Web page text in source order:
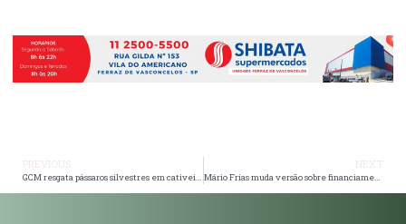
GCM resgata pássaros silvestres em cativeiro no Miguel Badra Mário Frias muda versão sobre financiamento de filme de Bolsonaro após áudio envolvendo Flávio e banqueiro investigado